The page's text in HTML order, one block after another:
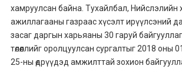
хамруулсан байна. Тухайлбал, Нийслэлийн
ажиллагааны газраас хүсэлт ирүүлсэний
засаг даргын харьяаны 30 гаруй
төлөөллийг оролцуулсан сургалтыг 2018 оны
25-ны өдрүүдэд амжилттай зохион